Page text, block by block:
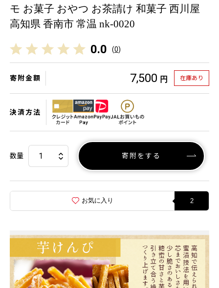
モ お菓子 おやつ お茶請け 和菓子 西川屋
高知県 香南市 常温 nk-0020
0.0 (0)
寄附金額 7,500 円 在庫あり
決済方法
数量 寄附をする
お気に入り 2